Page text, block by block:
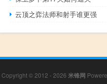
云顶之弈法师和射手谁更强
Copyright © 2012 - 2026 米锋网